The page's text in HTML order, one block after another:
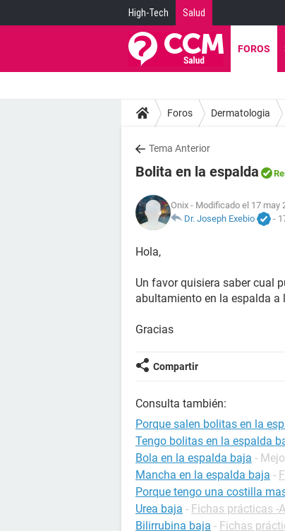
High-Tech Salud
FOROS
Foros Dermatologia
Tema Anterior
Bolita en la espalda
Onix - Modificado el 17 may
Dr. Joseph Exebio
-
Hola,
Un favor quisiera saber cual
abultamiento en la espalda a
Gracias
Compartir
Consulta también:
Porque salen bolitas en la
Tengo bolitas en la espalda
Bola en la espalda baja -
Mancha en la espalda baja -
Porque tengo una costilla
Urea baja - Fichas prácticas -
Bilirrubina baja - Fichas